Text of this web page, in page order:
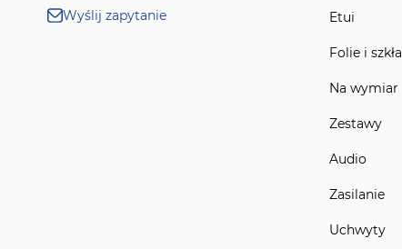
Wyślij zapytanie Etui
Folie i szkła
Na wymiar
Zestawy
Audio
Zasilanie
Uchwyty